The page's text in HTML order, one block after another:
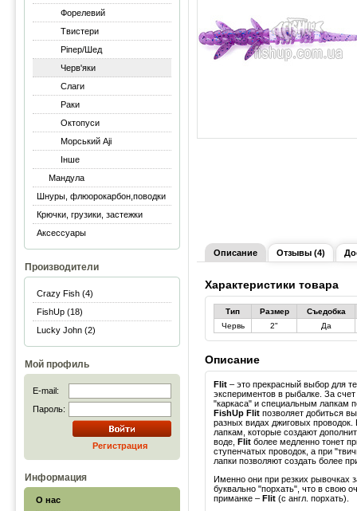
Форелевий
Твистери
Ріпер/Шед
Черв'яки
Слаги
Раки
Октопуси
Морський Aji
Інше
Мандула
Шнуры, флюорокарбон,поводки
Крючки, грузики, застежки
Аксессуары
Производители
Crazy Fish (4)
FishUp (18)
Lucky John (2)
Мой профиль
E-mail:
Пароль:
Регистрация
Информация
О нас
Описание Отзывы (4)
Характеристики товара
Тип Размер
Съедобка
Червь
2" Да
Описание
Flit – это прекрасный выбор для
экспериментов в рыбалке. За счет
"каркаса" и специальным лапкам
FishUp Flit позволяет добиться
разных видах джиговых проводок.
лапкам, которые создают
воде, Flit более медленно тонет
ступенчатых проводок, а при
лапки позволяют создать более
Именно они при резких рывочках
буквально "порхать", что в свою
приманке – Flit (с англ. порхать).